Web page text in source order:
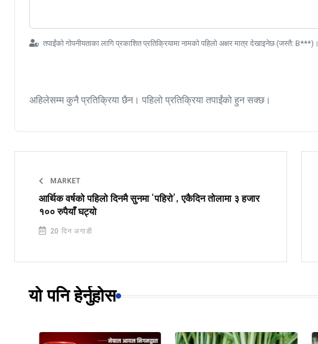
तपाईंको गोपनीयताका लागि प्रकाशित प्रतिक्रियामा नामको पहिलो अक्षर मात्र देखाइनेछ (जस्तै: B***)।
अहिलेसम्म कुनै प्रतिक्रिया छैन। पहिलो प्रतिक्रिया तपाईंको हुन सक्छ।
MARKET
आर्थिक वर्षको पहिलो दिनमै सुनमा ‘पहिरो’, एकैदिन तोलामा ३ हजार
१०० रुपैयाँ घट्यो
20 दिन अगाडी
यो पनि हेर्नुहोस